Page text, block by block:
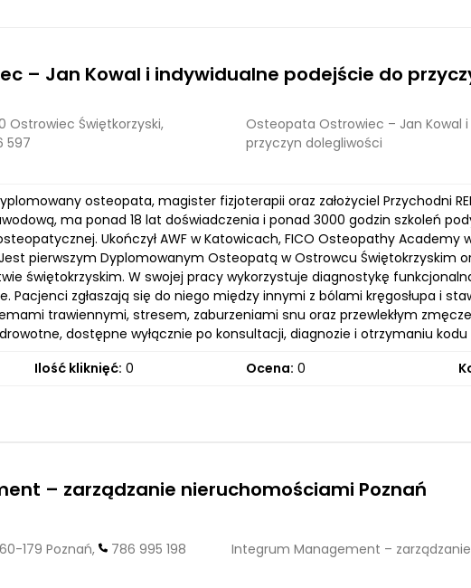
– Jan Kowal i indywidualne podejście do
Ostrowiec Świętkorzyski,
597
Osteopata Ostrowiec – Jan Kowal
przyczyn dolegliwości
osteopata, magister fizjoterapii oraz założyciel Przychodni
ma ponad 18 lat doświadczenia i ponad 3000 godzin szkoleń
Ukończył AWF w Katowicach, FICO Osteopathy Academy
pierwszym Dyplomowanym Osteopatą w Ostrowcu Świętokrzyskim
świętokrzyskim. W swojej pracy wykorzystuje diagnostykę
Pacjenci zgłaszają się do niego między innymi z bólami kręgosłupa i
trawiennymi, stresem, zaburzeniami snu oraz przewlekłym
dostępne wyłącznie po konsultacji, diagnozie i otrzymaniu
Ilość kliknięć: 0 Ocena: 0
– zarządzanie nieruchomościami Poznań
179 Poznań, 786 995 198 Integrum Management –